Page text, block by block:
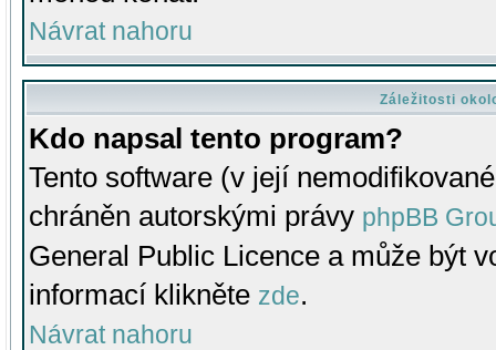
Návrat nahoru
Záležitosti
Kdo napsal tento program?
Tento software (v její
chráněn autorskými právy phpBB
General Public Licence a může být
informací klikněte zde.
Návrat nahoru